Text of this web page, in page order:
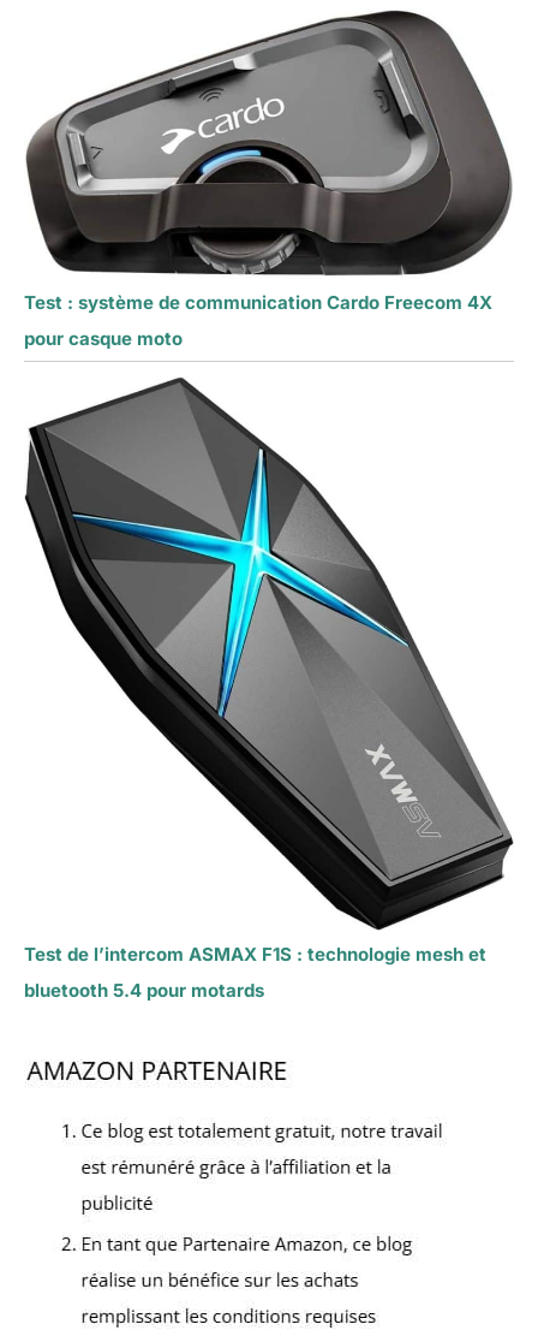
Test : système de communication Cardo Freecom 4X
pour casque moto
Test de l’intercom ASMAX F1S : technologie mesh et
bluetooth 5.4 pour motards